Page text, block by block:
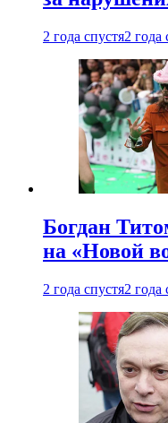
2 года спустя2 года
Богдан
на «Новой
2 года спустя2 года